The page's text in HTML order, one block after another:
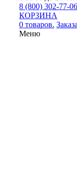
8 (800) 302-77-06
КОРЗИНА
0 товаров.
Меню